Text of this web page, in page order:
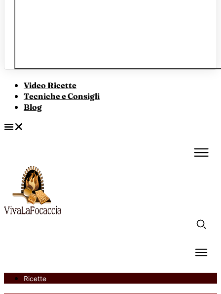
Video Ricette
Tecniche e Consigli
Blog
Ricette